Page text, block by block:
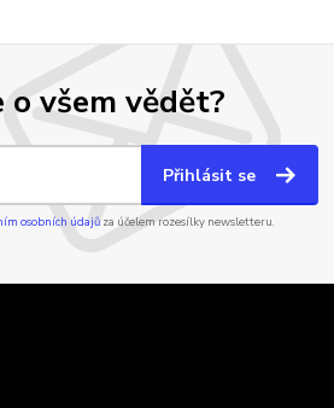
o všem vědět?
Přihlásit se
osobních údajůza účelem rozesílky newsletteru.